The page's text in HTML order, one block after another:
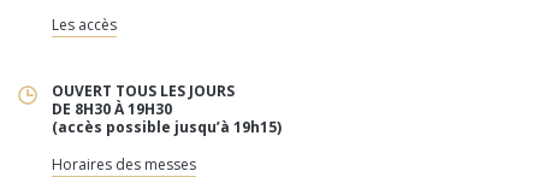
Les accès
OUVERT TOUS LES JOURS
DE 8H30 À 19H30
(accès possible jusqu’à 19h15)
Horaires des messes